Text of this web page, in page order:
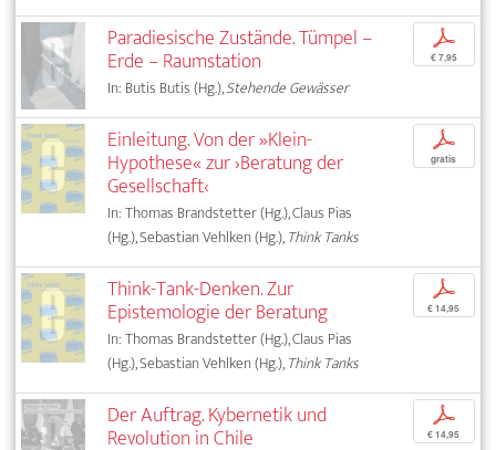
Paradiesische Zustände. Tümpel –
Erde – Raumstation
In: Butis Butis (Hg.),Stehende Gewässer
p
€ 7,95
Einleitung. Von der »Klein-
Hypothese« zur ›Beratung der
Gesellschaft‹
In: Thomas Brandstetter (Hg.), Claus Pias
(Hg.), Sebastian Vehlken (Hg.),Think Tanks
p
gratis
Think-Tank-Denken. Zur
Epistemologie der Beratung
In: Thomas Brandstetter (Hg.), Claus Pias
(Hg.), Sebastian Vehlken (Hg.),Think Tanks
p
€ 14,95
Der Auftrag. Kybernetik und
Revolution in Chile
p
€ 14,95